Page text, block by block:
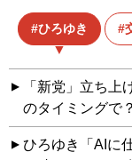
ひろゆき
「新党」立ち上
のタイミングで
ひろゆき「AIに